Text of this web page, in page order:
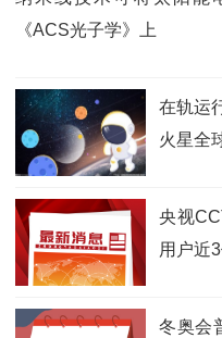
《ACS光子学》上
在轨运
火星全
央视
用户近
冬奥会